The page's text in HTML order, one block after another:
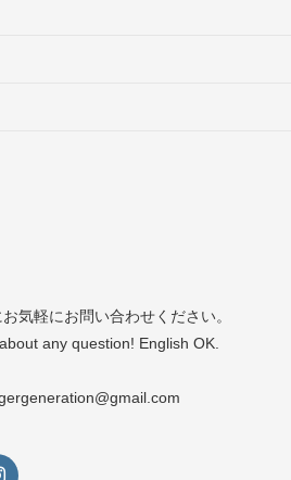
気軽にお問い合わせください。
any question! English OK.